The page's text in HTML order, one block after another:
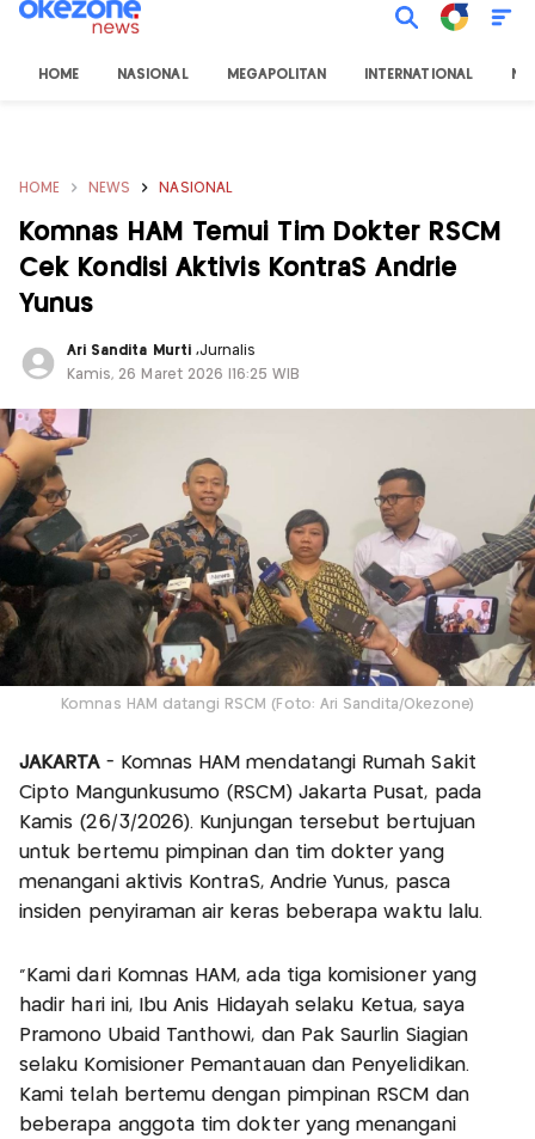
HOME NASIONAL MEGAPOLITAN INTERNATIONAL
HOME NEWS NASIONAL
Komnas HAM Temui Tim Dokter RSCM
Cek Kondisi Aktivis KontraS Andrie
Yunus
Ari Sandita Murti ,Jurnalis
Kamis, 26 Maret 2026 |16:25 WIB
Komnas HAM datangi RSCM (Foto: Ari Sandita/Okezone)
JAKARTA- Komnas HAM mendatangi Rumah Sakit
Cipto Mangunkusumo (RSCM) Jakarta Pusat, pada
Kamis (26/3/2026). Kunjungan tersebut bertujuan
untuk bertemu pimpinan dan tim dokter yang
menangani aktivis KontraS, Andrie Yunus, pasca
insiden penyiraman air keras beberapa waktu lalu.
"Kami dari Komnas HAM, ada tiga komisioner yang
hadir hari ini, Ibu Anis Hidayah selaku Ketua, saya
Pramono Ubaid Tanthowi, dan Pak Saurlin Siagian
selaku Komisioner Pemantauan dan Penyelidikan.
Kami telah bertemu dengan pimpinan RSCM dan
beberapa anggota tim dokter yang menangani